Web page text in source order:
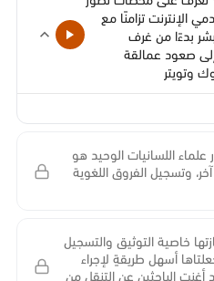
الإنترنت تزامنًا مع
بدءًا من غرف
إلى صعود عمالقة
وتويتر
علماء اللسانيات الوحيد هو
وتسجيل الفروق اللغوية
خاصية التوثيق والتسجيل
أسهل طريقةٍ لإجراء
أغنت الباحثين عن التنقل من